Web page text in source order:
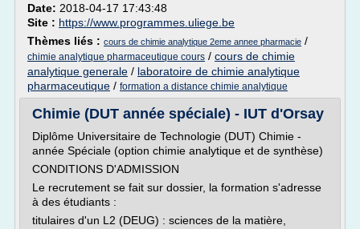
Date: 2018-04-17 17:43:48
Site : https://www.programmes.uliege.be
Thèmes liés : cours de chimie analytique 2eme annee pharmacie /
chimie analytique pharmaceutique cours / cours de chimie
analytique generale / laboratoire de chimie analytique
pharmaceutique / formation a distance chimie analytique
Chimie (DUT année spéciale) - IUT d'Orsay
Diplôme Universitaire de Technologie (DUT) Chimie -
année Spéciale (option chimie analytique et de synthèse)
CONDITIONS D'ADMISSION
Le recrutement se fait sur dossier, la formation s'adresse
à des étudiants :
titulaires d'un L2 (DEUG) : sciences de la matière,